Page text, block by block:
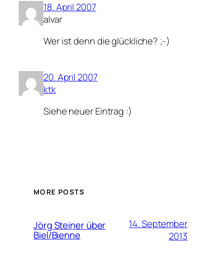
18. April 2007
alvar
Wer ist denn die glückliche? ;-)
20. April 2007
ktk
Siehe neuer Eintrag :)
MORE POSTS
Jörg Steiner über
Biel/Bienne
14. September
2013